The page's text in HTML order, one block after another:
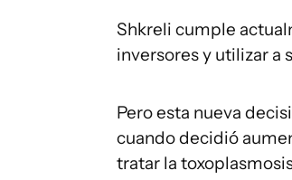
Shkreli cumple
inversores y utilizar a
Pero esta nueva
cuando decidió
tratar la